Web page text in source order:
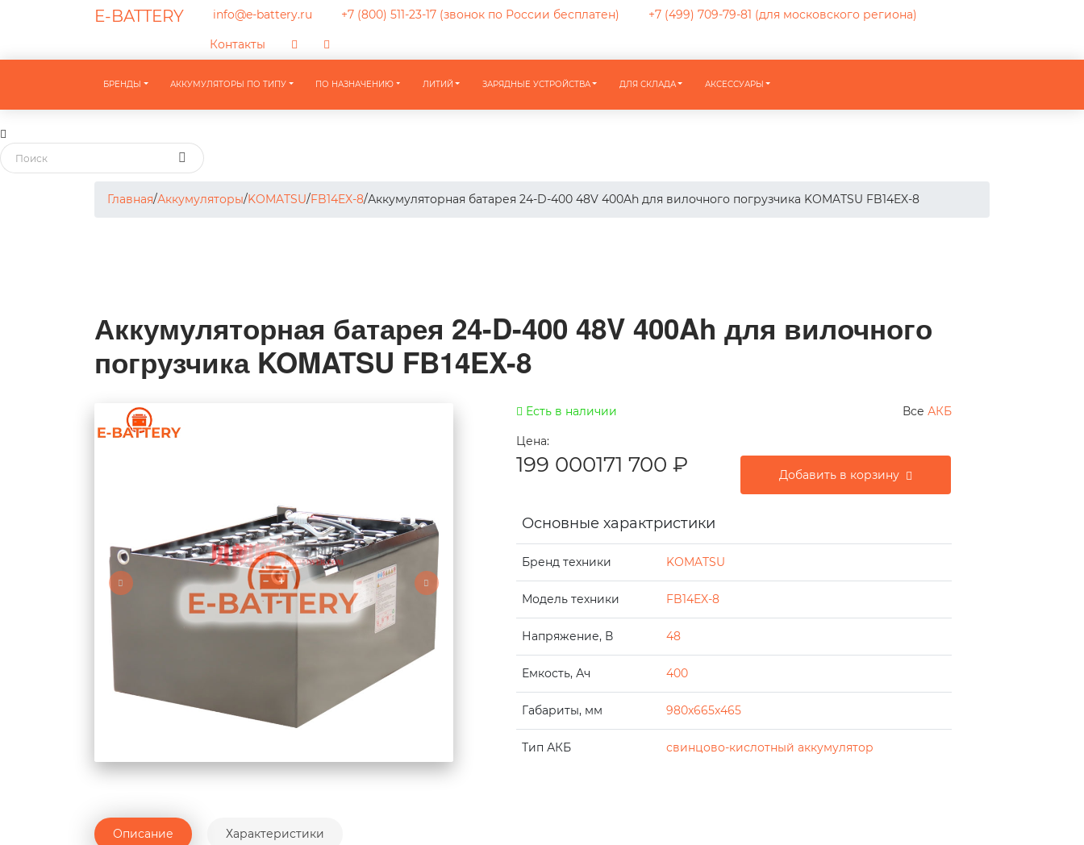
E-BATTERY info@e-battery.ru +7 (800) 511-23-17 (звонок по России бесплатен) +7 (499) 709-79-81 (для московского региона)
Контакты
БРЕНДЫ АККУМУЛЯТОРЫ ПО ТИПУ ПО НАЗНАЧЕНИЮ ЛИТИЙ ЗАРЯДНЫЕ УСТРОЙСТВА ДЛЯ СКЛАДА АКСЕССУАРЫ
Главная/Аккумуляторы/KOMATSU/FB14EX-8/Аккумуляторная батарея 24-D-400 48V 400Ah для вилочного погрузчика KOMATSU FB14EX-8
Аккумуляторная батарея 24-D-400 48V 400Ah для вилочного
погрузчика KOMATSU FB14EX-8
Есть в наличии Все АКБ
Цена:
199 000171 700 ₽ Добавить в корзину
Основные характристики
Бренд техники KOMATSU
Модель техники FB14EX-8
Напряжение, В 48
Емкость, Ач 400
Габариты, мм 980x665x465
Тип АКБ свинцово-кислотный аккумулятор
Описание Характеристики